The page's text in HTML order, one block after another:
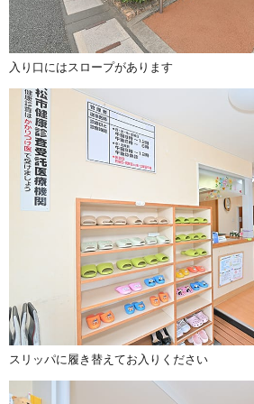
入り口にはスロープがあります
スリッパに履き替えてお入りください